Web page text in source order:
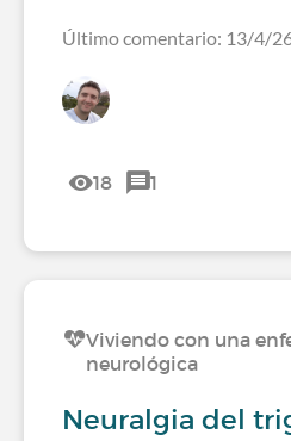
Último comentario: 13/4/
18 1
Viviendo con una
neurológica
Neuralgia del